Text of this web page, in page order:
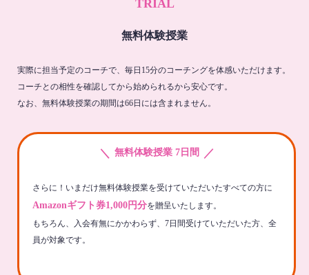
TRIAL
無料体験授業
実際に担当予定のコーチで、毎日15分のコーチングを体感いただけます。
コーチとの相性を確認してから始められるから安心です。
なお、無料体験授業の期間は66日には含まれません。
＼ 無料体験授業 7日間 ／
さらに！いまだけ無料体験授業を受けていただいたすべての方に
Amazonギフト券1,000円分を贈呈いたします。
もちろん、入会有無にかかわらず、7日間受けていただいた方、全
員が対象です。